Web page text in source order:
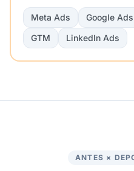
Meta Ads Google Ads
GTM
LinkedIn Ads
ANTES ×